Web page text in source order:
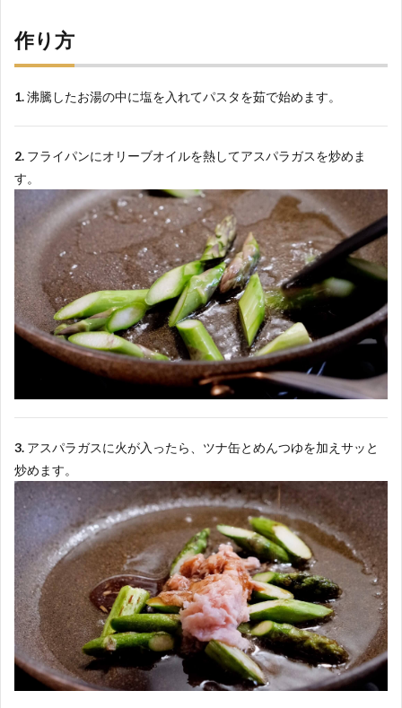
作り方
1.沸騰したお湯の中に塩を入れてパスタを茹で始めます。
2. フライパンにオリーブオイルを熱してアスパラガスを炒めま
す。
3. アスパラガスに火が入ったら、ツナ缶とめんつゆを加えサッと
炒めます。